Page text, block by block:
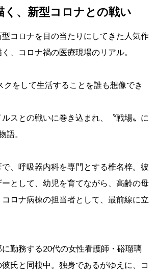
く、新型コロナとの戦い
コロナを目の当たりにしてきた人気作
、コロナ禍の医療現場のリアル。
クをして生活することを誰も想像でき
スとの戦いに巻き込まれ、〝戦場〟に
語。
、呼吸器内科を専門とする椎名梓。彼
として、幼児を育てながら、高齢の母
ロナ病棟の担当者として、最前線に立
に勤務する20代の女性看護師・硲瑠璃
氏と同棲中。独身であるがゆえに、コ